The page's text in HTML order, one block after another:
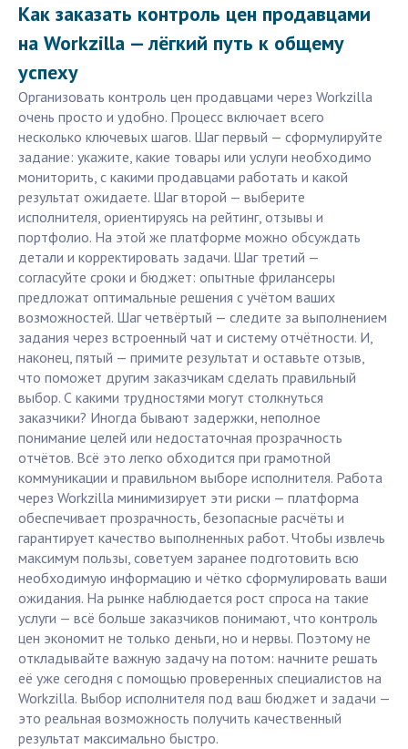
Как заказать контроль цен продавцами
на Workzilla — лёгкий путь к общему
успеху
Организовать контроль цен продавцами через Workzilla
очень просто и удобно. Процесс включает всего
несколько ключевых шагов. Шаг первый — сформулируйте
задание: укажите, какие товары или услуги необходимо
мониторить, с какими продавцами работать и какой
результат ожидаете. Шаг второй — выберите
исполнителя, ориентируясь на рейтинг, отзывы и
портфолио. На этой же платформе можно обсуждать
детали и корректировать задачи. Шаг третий —
согласуйте сроки и бюджет: опытные фрилансеры
предложат оптимальные решения с учётом ваших
возможностей. Шаг четвёртый — следите за выполнением
задания через встроенный чат и систему отчётности. И,
наконец, пятый — примите результат и оставьте отзыв,
что поможет другим заказчикам сделать правильный
выбор. С какими трудностями могут столкнуться
заказчики? Иногда бывают задержки, неполное
понимание целей или недостаточная прозрачность
отчётов. Всё это легко обходится при грамотной
коммуникации и правильном выборе исполнителя. Работа
через Workzilla минимизирует эти риски — платформа
обеспечивает прозрачность, безопасные расчёты и
гарантирует качество выполненных работ. Чтобы извлечь
максимум пользы, советуем заранее подготовить всю
необходимую информацию и чётко сформулировать ваши
ожидания. На рынке наблюдается рост спроса на такие
услуги — всё больше заказчиков понимают, что контроль
цен экономит не только деньги, но и нервы. Поэтому не
откладывайте важную задачу на потом: начните решать
её уже сегодня с помощью проверенных специалистов на
Workzilla. Выбор исполнителя под ваш бюджет и задачи —
это реальная возможность получить качественный
результат максимально быстро.